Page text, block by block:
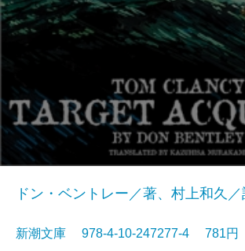
ドン・ベントレー／著、村上和久／
新潮文庫 978-4-10-247277-4 781